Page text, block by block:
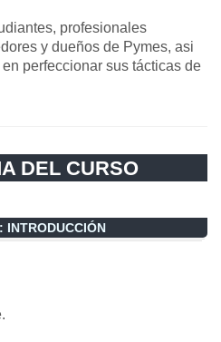
el alumno puede descargar
digital.
profesionales
y dueños de Pymes, asi
perfeccionar sus tácticas de
DEL CURSO
INTRODUCCIÓN